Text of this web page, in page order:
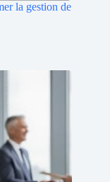
la gestion de